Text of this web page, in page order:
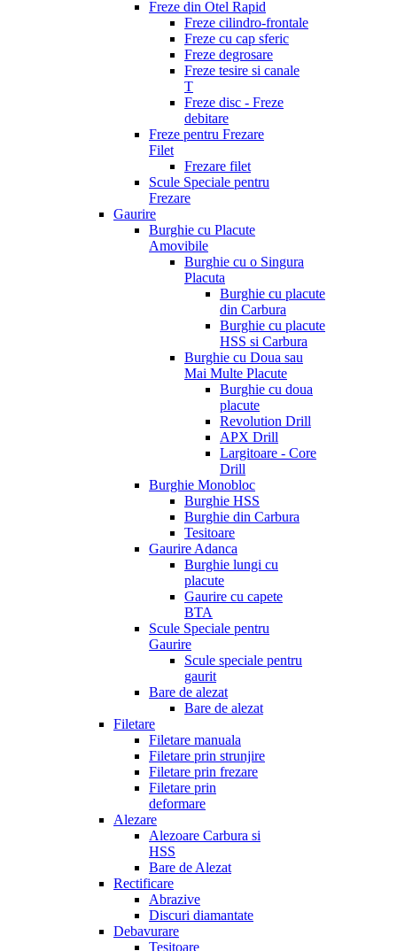
Freze din Otel Rapid
Freze cilindro-frontale
Freze cu cap sferic
Freze degrosare
Freze tesire si canale
T
Freze disc - Freze
debitare
Freze pentru Frezare
Filet
Frezare filet
Scule Speciale pentru
Frezare
Gaurire
Burghie cu Placute
Amovibile
Burghie cu o Singura
Placuta
Burghie cu placute
din Carbura
Burghie cu placute
HSS si Carbura
Burghie cu Doua sau
Mai Multe Placute
Burghie cu doua
placute
Revolution Drill
APX Drill
Largitoare - Core
Drill
Burghie Monobloc
Burghie HSS
Burghie din Carbura
Tesitoare
Gaurire Adanca
Burghie lungi cu
placute
Gaurire cu capete
BTA
Scule Speciale pentru
Gaurire
Scule speciale pentru
gaurit
Bare de alezat
Bare de alezat
Filetare
Filetare manuala
Filetare prin strunjire
Filetare prin frezare
Filetare prin
deformare
Alezare
Alezoare Carbura si
HSS
Bare de Alezat
Rectificare
Abrazive
Discuri diamantate
Debavurare
Tesitoare